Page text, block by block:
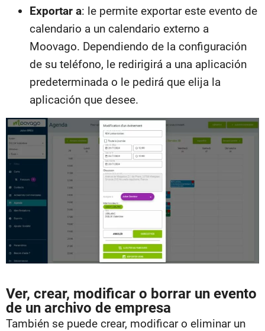
Exportar a: le permite exportar este evento de
calendario a un calendario externo a
Moovago. Dependiendo de la configuración
de su teléfono, le redirigirá a una aplicación
predeterminada o le pedirá que elija la
aplicación que desee.
Ver, crear, modificar o borrar un evento
de un archivo de empresa
También se puede crear, modificar o eliminar un